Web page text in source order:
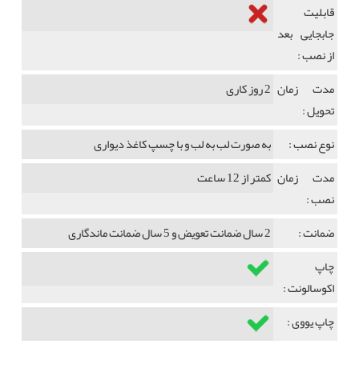
قابلیت
جابجایی بعد
از نصب :
مدت زمان
تحویل :
2 روز کاری
نوع نصب :
به صورت لب به لب و با چسپ کاغذ دیواری
مدت زمان
نصب :
کمتر از 12 ساعت
ضمانت :
2 سال ضمانت تعویض و 5 سال ضمانت ماندگاری
چاپ
اکوسالونت :
چاپ یووی :